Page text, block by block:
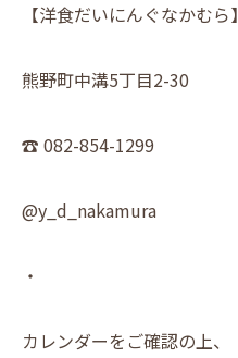
【洋食だいにんぐなかむら】
熊野町中溝5丁目2-30
☎︎ 082-854-1299
@y_d_nakamura
・
カレンダーをご確認の上、